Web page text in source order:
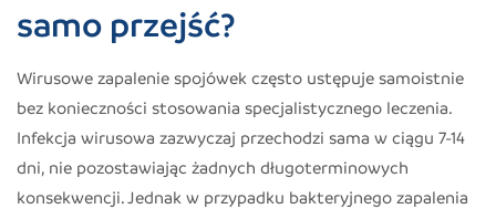
samo przejść?
Wirusowe zapalenie spojówek często ustępuje samoistnie
bez konieczności stosowania specjalistycznego leczenia.
Infekcja wirusowa zazwyczaj przechodzi sama w ciągu 7-14
dni, nie pozostawiając żadnych długoterminowych
konsekwencji. Jednak w przypadku bakteryjnego zapalenia